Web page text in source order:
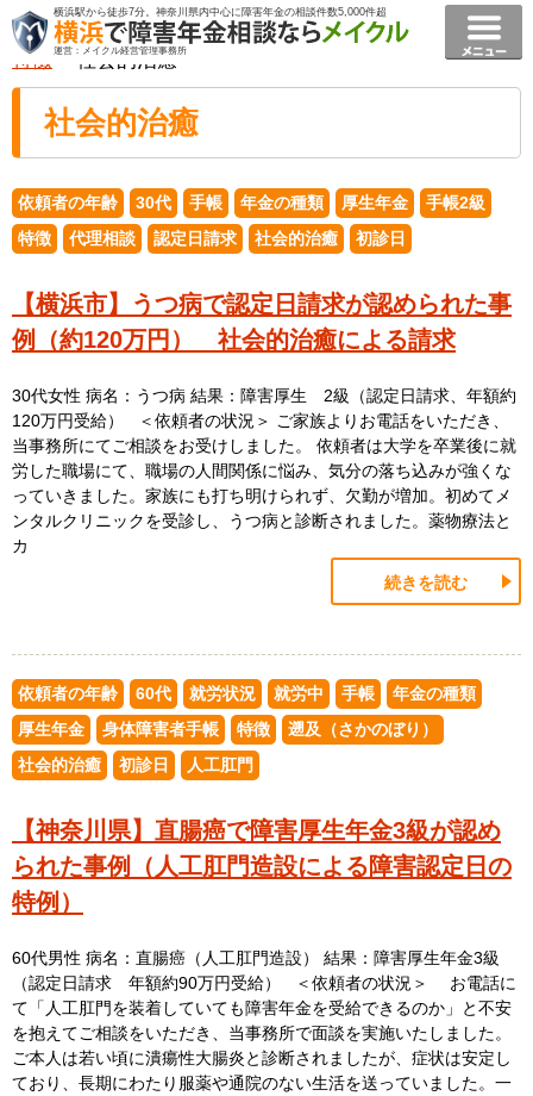
横浜駅から徒歩7分。神奈川県内中心に障害年金の相談件数5,000件超
運営：メイクル経営管理事務所
横浜で障害年金相談ならメイクル障害年金横浜 事例
特徴> 社会的治癒
社会的治癒
依頼者の年齢 30代 手帳 年金の種類 厚生年金
手帳2級
特徴
代理相談 認定日請求 社会的治癒 初診日
【横浜市】うつ病で認定日請求が認められた事
例（約120万円） 社会的治癒による請求
30代女性 病名：うつ病 結果：障害厚生 2級（認定日請求、年額約
120万円受給） ＜依頼者の状況＞ ご家族よりお電話をいただき、
当事務所にてご相談をお受けしました。 依頼者は大学を卒業後に就
労した職場にて、職場の人間関係に悩み、気分の落ち込みが強くな
っていきました。家族にも打ち明けられず、欠勤が増加。初めてメ
ンタルクリニックを受診し、うつ病と診断されました。薬物療法と
カ
続きを読む
依頼者の年齢 60代 就労状況 就労中 手帳
年金の種類
厚生年金
身体障害者手帳 特徴
遡及（さかのぼり）
社会的治癒
初診日 人工肛門
【神奈川県】直腸癌で障害厚生年金3級が認め
られた事例（人工肛門造設による障害認定日の
特例）
60代男性 病名：直腸癌（人工肛門造設） 結果：障害厚生年金3級
（認定日請求 年額約90万円受給） ＜依頼者の状況＞ お電話に
て「人工肛門を装着していても障害年金を受給できるのか」と不安
を抱えてご相談をいただき、当事務所で面談を実施いたしました。
ご本人は若い頃に潰瘍性大腸炎と診断されましたが、症状は安定し
ており、長期にわたり服薬や通院のない生活を送っていました。一